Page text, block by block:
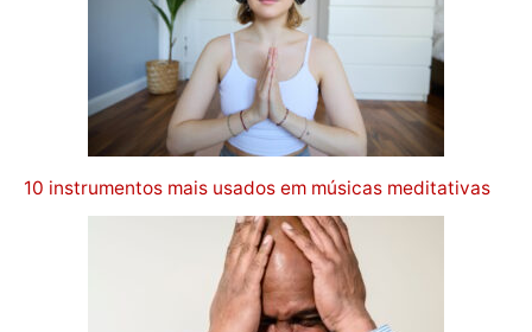
10 instrumentos mais usados em músicas meditativas